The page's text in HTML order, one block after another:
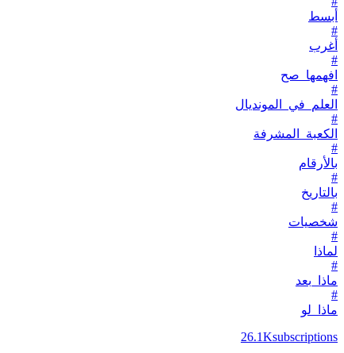
أبسط
#
أغرب
#
افهمها_صح
#
العلم_في_المونديال
#
الكعبة_المشرفة
#
بالأرقام
#
بالتاريخ
#
شخصيات
#
لماذا
#
ماذا_بعد
#
ماذا_لو
26.1Ksubscriptions